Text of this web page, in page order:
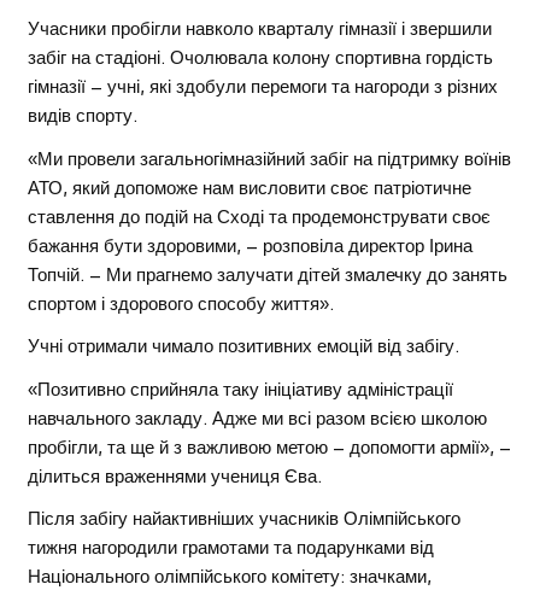
Учасники пробігли навколо кварталу гімназії і звершили
забіг на стадіоні. Очолювала колону спортивна гордість
гімназії – учні, які здобули перемоги та нагороди з різних
видів спорту.
«Ми провели загальногімназійний забіг на підтримку воїнів
АТО, який допоможе нам висловити своє патріотичне
ставлення до подій на Сході та продемонструвати своє
бажання бути здоровими, – розповіла директор Ірина
Топчій. – Ми прагнемо залучати дітей змалечку до занять
спортом і здорового способу життя».
Учні отримали чимало позитивних емоцій від забігу.
«Позитивно сприйняла таку ініціативу адміністрації
навчального закладу. Адже ми всі разом всією школою
пробігли, та ще й з важливою метою – допомогти армії», –
ділиться враженнями учениця Єва.
Після забігу найактивніших учасників Олімпійського
тижня нагородили грамотами та подарунками від
Національного олімпійського комітету: значками,